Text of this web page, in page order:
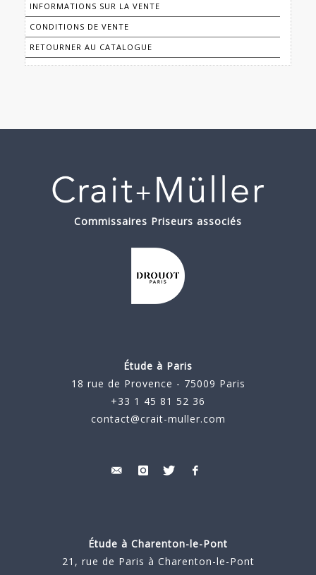
INFORMATIONS SUR LA VENTE
CONDITIONS DE VENTE
RETOURNER AU CATALOGUE
Commissaires Priseurs associés
Étude à Paris
18 rue de Provence - 75009 Paris
+33 1 45 81 52 36
contact@crait-muller.com
Étude à Charenton-le-Pont
21, rue de Paris à Charenton-le-Pont